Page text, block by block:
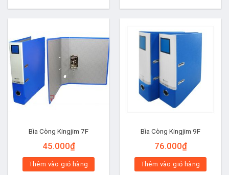
Bìa Còng Kingjim 7F
45.000₫
Thêm vào giỏ hàng
Bìa Còng Kingjim 9F
76.000₫
Thêm vào giỏ hàng